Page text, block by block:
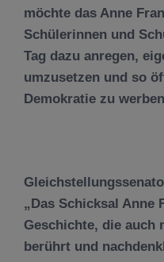
möchte das Anne
Schülerinnen und
Tag dazu anregen,
umzusetzen und so
Demokratie zu
„Das Schicksal Anne
Geschichte, die auch
berührt und